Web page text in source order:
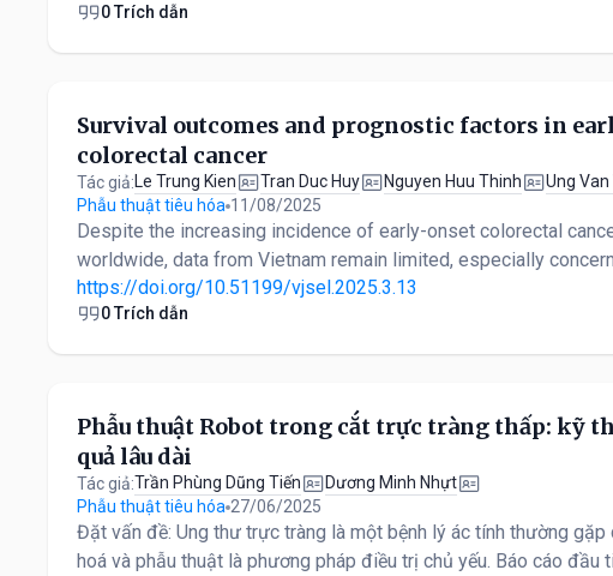
0 Trích dẫn
Survival outcomes and prognostic factors in
colorectal cancer
Tác giả:Le Trung Kien Tran Duc Huy Nguyen Huu Thinh Ung
Phẫu thuật tiêu hóa 11/08/2025
Despite the increasing incidence of early-onset colorectal
worldwide, data from Vietnam remain limited, especially
https://doi.org/10.51199/vjsel.2025.3.13
0 Trích dẫn
Phẫu thuật Robot trong cắt trực tràng thấp: kỹ
quả lâu dài
Tác giả:Trần Phùng Dũng Tiến
Dương Minh Nhựt
Phẫu thuật tiêu hóa 27/06/2025
Đặt vấn đề: Ung thư trực tràng là một bệnh lý ác tính thường
hoá và phẫu thuật là phương pháp điều trị chủ yếu. Báo cáo đầu